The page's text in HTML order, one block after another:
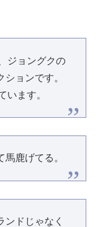
ジョングクの
ョンです。
います。
鹿げてる。
ドじゃなく